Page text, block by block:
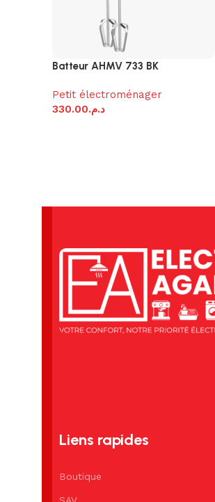
Batteur AHMV 733 BK
Petit électroménager
د.م.330.00
Liens rapides
Boutique